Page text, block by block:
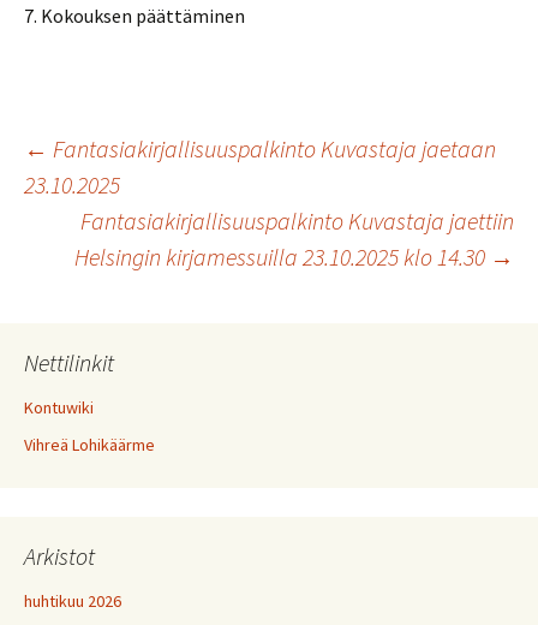
7. Kokouksen päättäminen
Artikkelien
selaus
← Fantasiakirjallisuuspalkinto Kuvastaja jaetaan
23.10.2025
Fantasiakirjallisuuspalkinto Kuvastaja jaettiin
Helsingin kirjamessuilla 23.10.2025 klo 14.30 →
Nettilinkit
Kontuwiki
Vihreä Lohikäärme
Arkistot
huhtikuu 2026